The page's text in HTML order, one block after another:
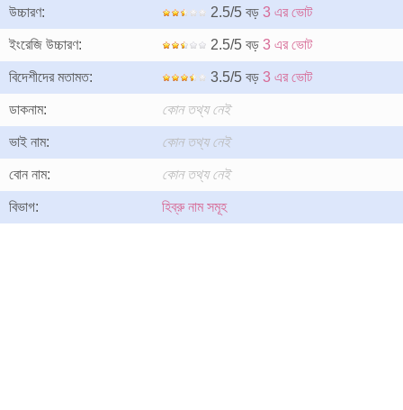
উচ্চারণ: 2.5/5 বড় 3 এর ভোট
ইংরেজি উচ্চারণ: 2.5/5 বড় 3 এর ভোট
বিদেশীদের মতামত: 3.5/5 বড় 3 এর ভোট
ডাকনাম: কোন তথ্য নেই
ভাই নাম: কোন তথ্য নেই
বোন নাম: কোন তথ্য নেই
বিভাগ: হিব্রু নাম সমূহ